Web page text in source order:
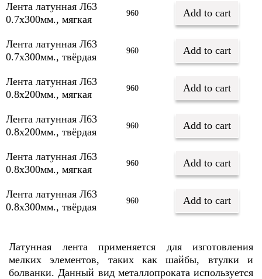
Лента латунная Л63
0.7х300мм., мягкая
960 Add to cart
Лента латунная Л63
0.7х300мм., твёрдая
960 Add to cart
Лента латунная Л63
0.8х200мм., мягкая
960 Add to cart
Лента латунная Л63
0.8х200мм., твёрдая
960 Add to cart
Лента латунная Л63
0.8х300мм., мягкая
960 Add to cart
Лента латунная Л63
0.8х300мм., твёрдая
960 Add to cart
Латунная лента применяется для изготовления
мелких элементов, таких как шайбы, втулки и
болванки. Данный вид металлопроката используется